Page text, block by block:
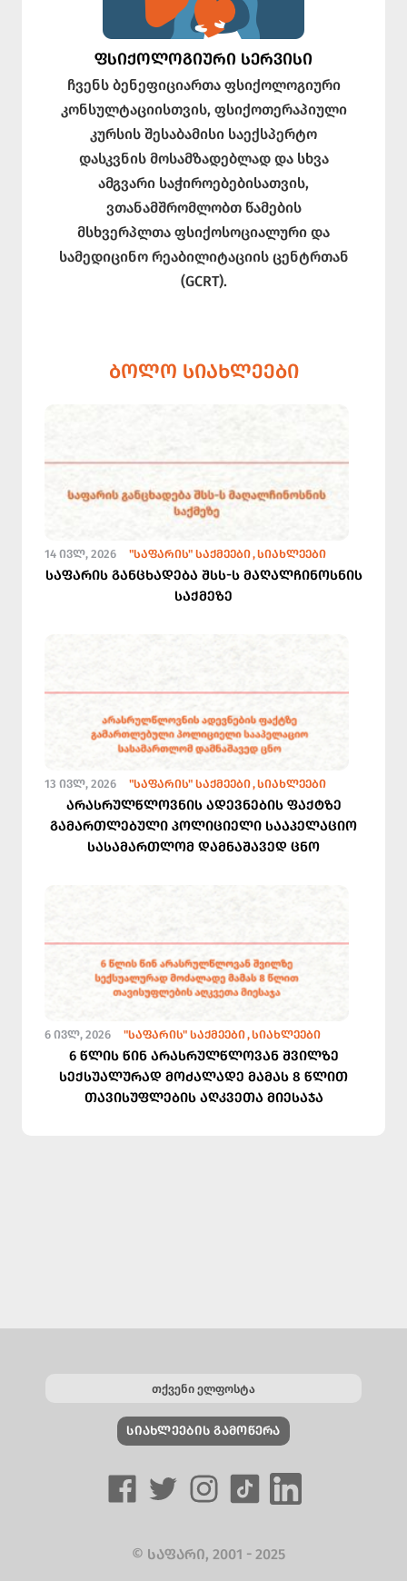
ᲤᲡᲘᲥᲝᲚᲝᲒᲘᲣᲠᲘ ᲡᲔᲠᲕᲘᲡᲘ
ჩვენს ბენეფიციართა ფსიქოლოგიური
კონსულტაციისთვის, ფსიქოთერაპიული
კურსის შესაბამისი საექსპერტო
დასკვნის მოსამზადებლად და სხვა
ამგვარი საჭიროებებისათვის,
ვთანამშრომლობთ წამების
მსხვერპლთა ფსიქოსოციალური და
სამედიცინო რეაბილიტაციის ცენტრთან
(GCRT).
ᲑᲝᲚᲝ ᲡᲘᲐᲮᲚᲔᲔᲑᲘ
14 ᲘᲕᲚ, 2026 "ᲡᲐᲤᲐᲠᲘᲡ" ᲡᲐᲥᲛᲔᲔᲑᲘ ᲡᲘᲐᲮᲚᲔᲔᲑᲘ
საფარის განცხადება შსს-ს მაღალჩინოსნის
საქმეზე
13 ᲘᲕᲚ, 2026 "ᲡᲐᲤᲐᲠᲘᲡ" ᲡᲐᲥᲛᲔᲔᲑᲘ ᲡᲘᲐᲮᲚᲔᲔᲑᲘ
არასრულწლოვნის ადევნების ფაქტზე
გამართლებული პოლიციელი სააპელაციო
სასამართლომ დამნაშავედ ცნო
6 ᲘᲕᲚ, 2026 "ᲡᲐᲤᲐᲠᲘᲡ" ᲡᲐᲥᲛᲔᲔᲑᲘ ᲡᲘᲐᲮᲚᲔᲔᲑᲘ
6 წლის წინ არასრულწლოვან შვილზე
სექსუალურად მოძალადე მამას 8 წლით
თავისუფლების აღკვეთა მიესაჯა
ᲡᲘᲐᲮᲚᲔᲔᲑᲘᲡ ᲒᲐᲛᲝᲬᲔᲠᲐ
© ᲡᲐᲤᲐᲠᲘ, 2001 - 2025